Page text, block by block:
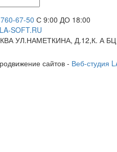
67-50 С 9:00 ДО 18:00
SOFT.RU
УЛ.НАМЕТКИНА, Д.12,К. А
сайтов - Веб-студия